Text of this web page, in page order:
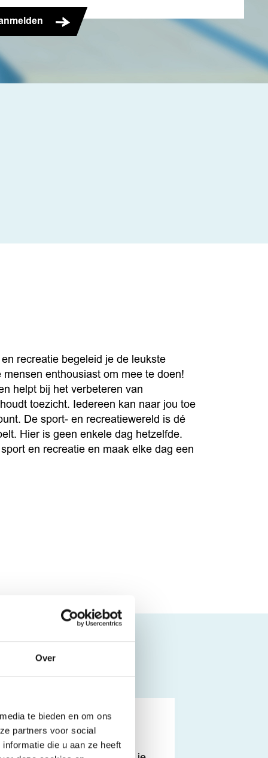
Over
te bieden en om ons
partners voor social
die u aan ze heeft
recreatie begeleid je de leukste
enthousiast om mee te doen!
helpt bij het verbeteren van
toezicht. Iedereen kan naar jou toe
De sport- en recreatiewereld is dé
Hier is geen enkele dag hetzelfde.
en recreatie en maak elke dag een